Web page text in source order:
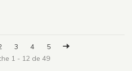
3 4
5
1 - 12 de 49